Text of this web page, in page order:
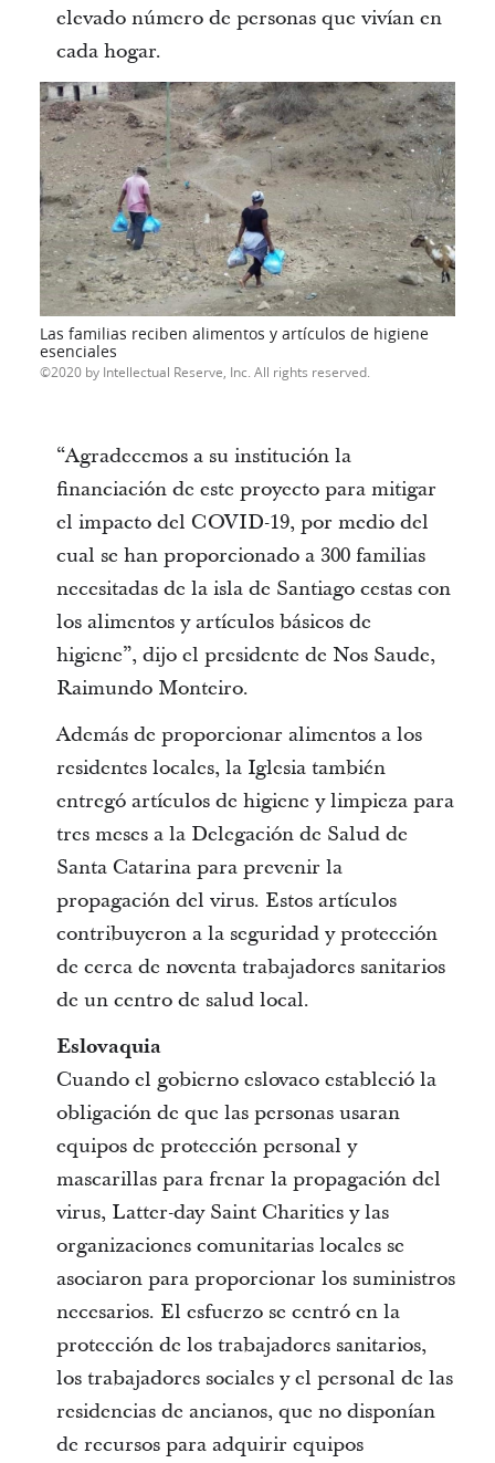
elevado número de personas que vivían en
cada hogar.
Las familias reciben alimentos y artículos de higiene
esenciales
2020 by Intellectual Reserve, Inc. All rights reserved.
“Agradecemos a su institución la
financiación de este proyecto para mitigar
el impacto del COVID-19, por medio del
cual se han proporcionado a 300 familias
necesitadas de la isla de Santiago cestas con
los alimentos y artículos básicos de
higiene”, dijo el presidente de Nos Saude,
Raimundo Monteiro.
Además de proporcionar alimentos a los
residentes locales, la Iglesia también
entregó artículos de higiene y limpieza para
tres meses a la Delegación de Salud de
Santa Catarina para prevenir la
propagación del virus. Estos artículos
contribuyeron a la seguridad y protección
de cerca de noventa trabajadores sanitarios
de un centro de salud local.
Eslovaquia
Cuando el gobierno eslovaco estableció la
obligación de que las personas usaran
equipos de protección personal y
mascarillas para frenar la propagación del
virus, Latter-day Saint Charities y las
organizaciones comunitarias locales se
asociaron para proporcionar los suministros
necesarios. El esfuerzo se centró en la
protección de los trabajadores sanitarios,
los trabajadores sociales y el personal de las
residencias de ancianos, que no disponían
de recursos para adquirir equipos